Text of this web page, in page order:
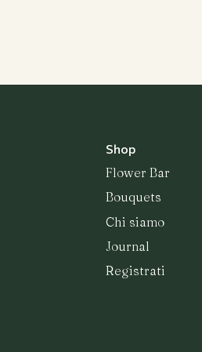
BouquetsShop
Flower Bar
Bouquets
Chi siamo
Journal
Registrati